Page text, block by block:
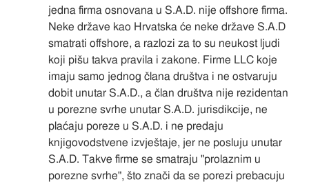
jedna firma osnovana u S.A.D. nije offshore firma.
Neke države kao Hrvatska će neke države S.A.D
smatrati offshore, a razlozi za to su neukost ljudi
koji pišu takva pravila i zakone. Firme LLC koje
imaju samo jednog člana društva i ne ostvaruju
dobit unutar S.A.D., a član društva nije rezidentan
u porezne svrhe unutar S.A.D. jurisdikcije, ne
plaćaju poreze u S.A.D. i ne predaju
knjigovodstvene izvještaje, jer ne posluju unutar
S.A.D. Takve firme se smatraju "prolaznim u
porezne svrhe", što znači da se porezi prebacuju